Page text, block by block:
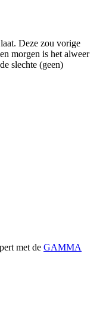
Deze zou vorige
morgen is het alweer
slechte (geen)
met de GAMMA